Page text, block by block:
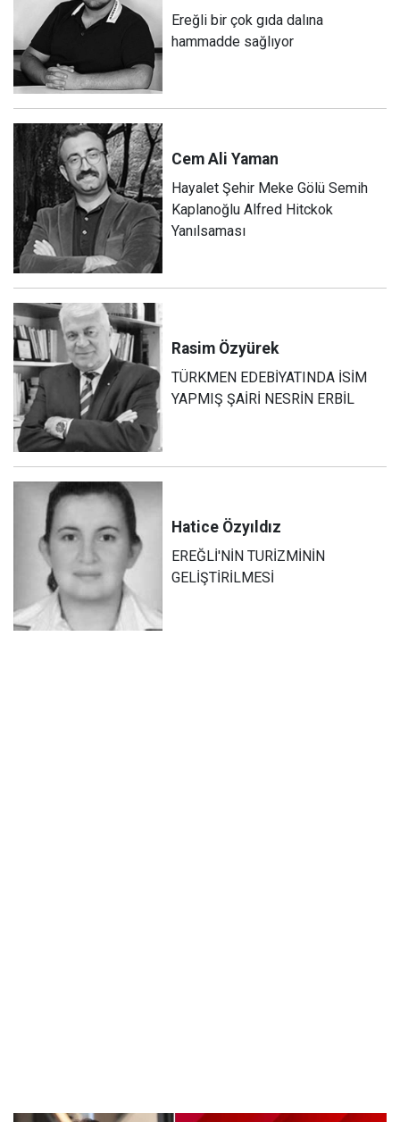
Ereğli bir çok gıda dalına
hammadde sağlıyor
Cem AliYaman
Hayalet Şehir Meke Gölü Semih
Kaplanoğlu Alfred Hitckok
Yanılsaması
Rasim Özyürek
TÜRKMEN EDEBİYATINDA İSİM
YAPMIŞ ŞAİRİ NESRİN ERBİL
Hatice Özyıldız
EREĞLİ'NİN TURİZMİNİN
GELİŞTİRİLMESİ